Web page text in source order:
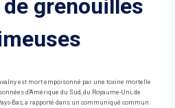
grenouilles
est mort empoisonné par une toxine mortelle
d'Amérique du Sud, du Royaume-Uni, de
Bas, a rapporté dans un communiqué commun.